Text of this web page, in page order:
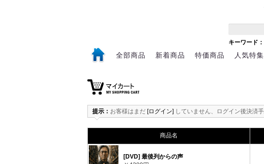
キーワード：
全部商品 新着商品 特価商品 人気特集
提示： お客様はまだ [ログイン] していません、ログイン後決済
商品名
[DVD] 最後列からの声
1